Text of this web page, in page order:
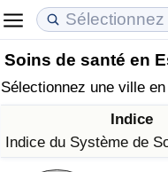
Soins de santé en
Sélectionnez une ville
Indice
Indice du Système de
Coût de la vie
Indice du Coût de la
Indice du Coût de la
Prix de l'immobilier
Indice des Prix de
Indice des Prix de
Qualité de Vie
Indice de Qualité de Vie
Indice de Qualité de